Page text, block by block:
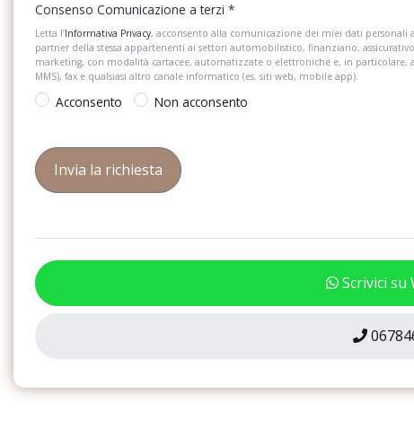
della corsia lane assist
dell&apos;energia in
Specchietto retrovisore interno
schermabile automaticamente
Spia di controllo della
Tappetini anteriori e posteriori in
materiale riciclato
Consenso Comunicazione a terzi *
Letta l’Informativa Privacy, acconsento alla comunicazione dei miei dati personali
partner della stessa appartenenti ai settori automobilistico, finanziario,
marketing, con modalità cartacee, automatizzate o elettroniche e, in
MMS), fax e qualsiasi altro canale informatico (es. siti web, mobile app).
Acconsento Non acconsento
Scrivici su